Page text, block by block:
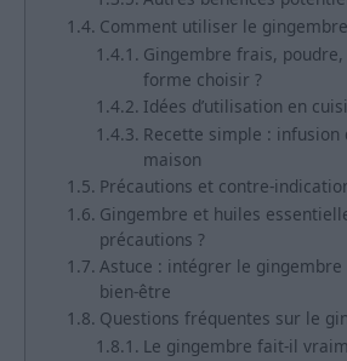
Comment utiliser le
Gingembre frais,
forme choisir ?
Idées d’utilisation en
Recette simple : infusion
maison
Précautions et contre-
Gingembre et huiles
précautions ?
Astuce : intégrer le gingembre
bien-être
Questions fréquentes sur le
Le gingembre fait-il